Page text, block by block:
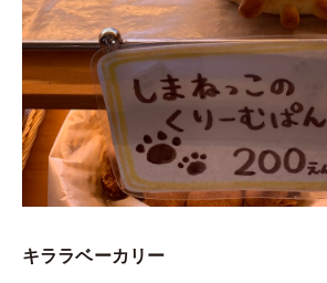
キララベーカリー